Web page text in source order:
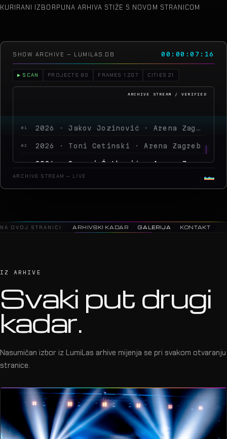
KURIRANI IZBORPUNA ARHIVA STIŽE S NOVOM STRANICOM
SHOW ARCHIVE — LUMILAS.DB 00:00:10:03
▶ SCAN PROJECTS 80 FRAMES 1.207 CITIES 21
02 2026 · Toni Cetinski · Arena Zagreb
03 2026 · Sergej Ćetković · Arena Zagreb
2026 · Peđa Jovanović · Arena Zagreb
ARCHIVE STREAM — LIVE
NA OVOJ STRANICI ARHIVSKI KADAR GALERIJA KONTAKT
IZ ARHIVE
Svaki put drugi
kadar.
Nasumičan izbor iz LumiLas arhive mijenja se pri svakom otvaranju
stranice.